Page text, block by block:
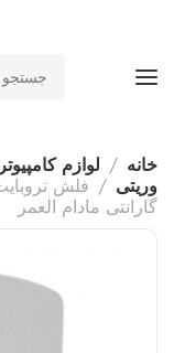
خانه لوازم کامپیوتر
وریتی
گارانتی مادام العمر